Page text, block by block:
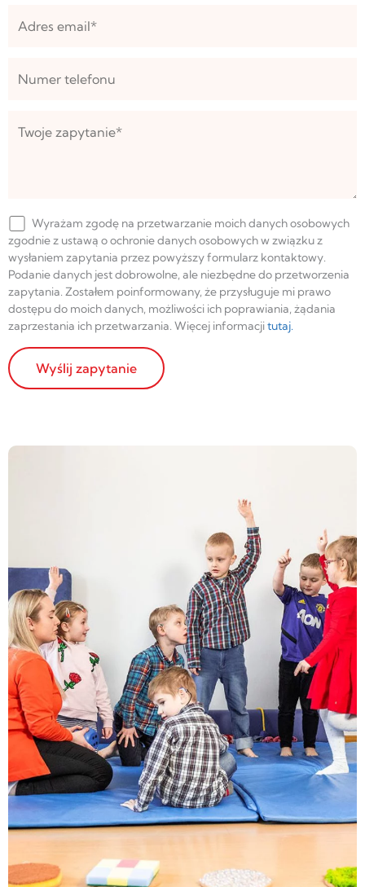
Wyrażam zgodę na przetwarzanie moich danych osobowych
zgodnie z ustawą o ochronie danych osobowych w związku z
wysłaniem zapytania przez powyższy formularz kontaktowy.
Podanie danych jest dobrowolne, ale niezbędne do przetworzenia
zapytania. Zostałem poinformowany, że przysługuje mi prawo
dostępu do moich danych, możliwości ich poprawiania, żądania
zaprzestania ich przetwarzania. Więcej informacjitutaj.